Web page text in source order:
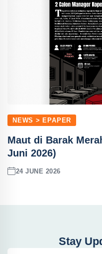
NEWS > EPAPER
Maut di Barak
Juni 2026)
24 JUNE 2026
Stay